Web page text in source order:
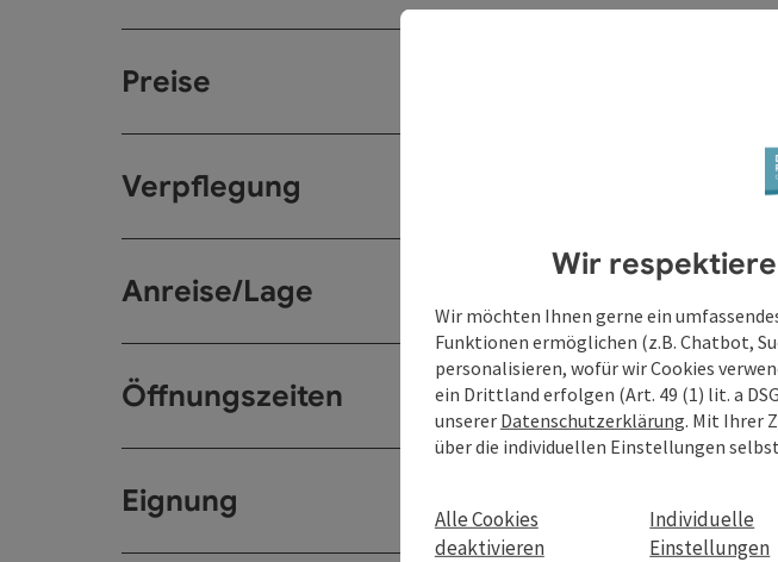
Preise
Verpflegung
Anreise/Lage
Öffnungszeiten
Eignung
Wir
Wir möchten Ihnen gerne ein
Funktionen ermöglichen (z.B. Chatbot,
personalisieren, wofür wir Cookies
ein Drittland erfolgen (Art. 49 (1) lit. a
unserer Datenschutzerklärung. Mit Ihrer
über die individuellen Einstellungen
Alle Cookies
deaktivieren
Individuelle
Einstellungen